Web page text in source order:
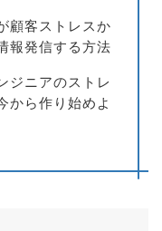
顧客ストレスか
報発信する方法
ジニアのストレ
から作り始めよ